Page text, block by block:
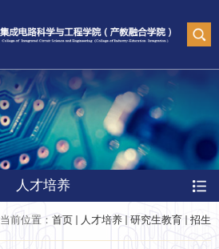
人才培养
当前位置： 首页 人才培养 研究生教育 招生